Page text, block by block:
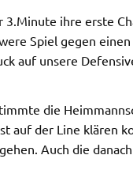
ihre erste
Spiel gegen
auf unsere
die
auf der Line klären
Auch die